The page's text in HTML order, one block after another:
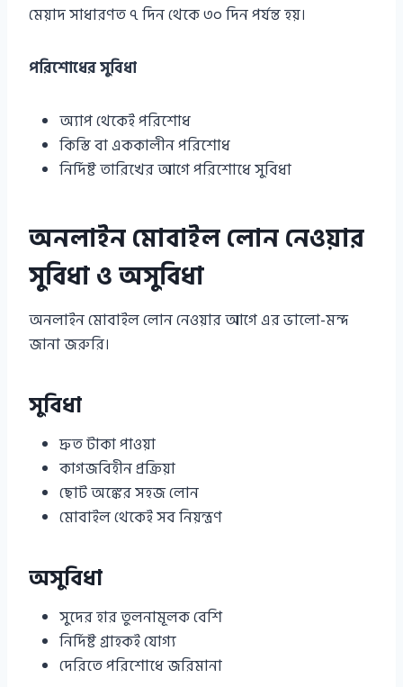
মেয়াদ সাধারণত ৭ দিন থেকে ৩০ দিন পর্যন্ত হয়।
পরিশোধের সুবিধা
অ্যাপ থেকেই পরিশোধ
কিস্তি বা এককালীন পরিশোধ
নির্দিষ্ট তারিখের আগে পরিশোধে সুবিধা
অনলাইন মোবাইল লোন নেওয়ার
সুবিধা ও অসুবিধা
অনলাইন মোবাইল লোন নেওয়ার আগে এর ভালো-মন্দ
জানা জরুরি।
সুবিধা
দ্রুত টাকা পাওয়া
কাগজবিহীন প্রক্রিয়া
ছোট অঙ্কের সহজ লোন
মোবাইল থেকেই সব নিয়ন্ত্রণ
অসুবিধা
সুদের হার তুলনামূলক বেশি
নির্দিষ্ট গ্রাহকই যোগ্য
দেরিতে পরিশোধে জরিমানা